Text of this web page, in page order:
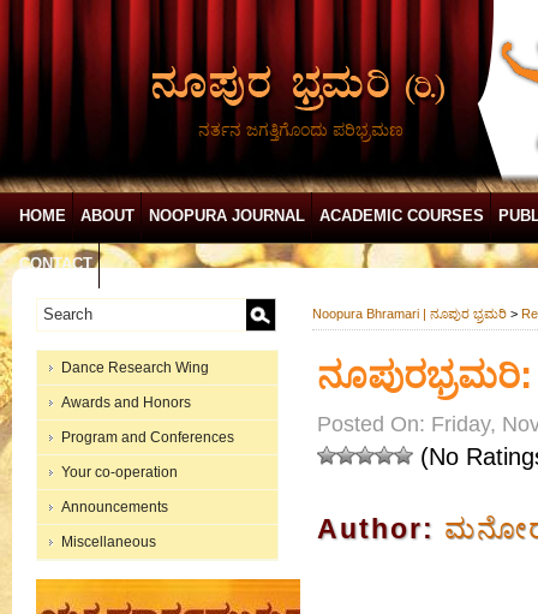
ನರ್ತನ ಜಗತ್ತಿಗೊಂದು ಪರಿಭ್ರಮಣ
HOME ABOUT NOOPURA JOURNAL ACADEMIC COURSES
CONTACT
Dance Research Wing
Awards and Honors
Program and Conferences
Your co-operation
Announcements
Miscellaneous
Noopura Bhramari | ನೂಪುರ ಭ್ರಮರಿ >
Posted On: Friday,
(No
Author: